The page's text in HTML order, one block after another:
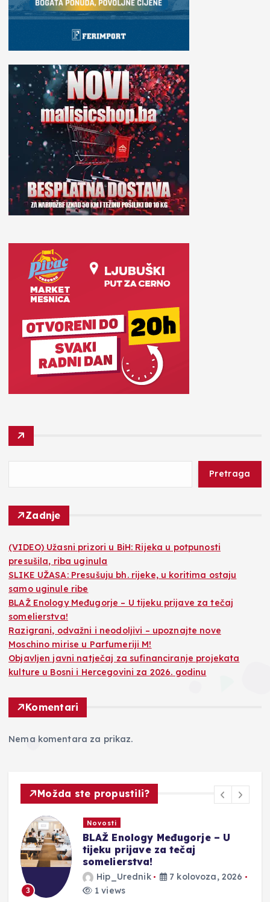
Pretraga
Zadnje
(VIDEO) Užasni prizori u BiH: Rijeka u potpunosti
presušila, riba uginula
SLIKE UŽASA: Presušuju bh. rijeke, u koritima ostaju
samo uginule ribe
BLAŽ Enology Međugorje – U tijeku prijave za tečaj
somelierstva!
Razigrani, odvažni i neodoljivi – upoznajte nove
Moschino mirise u Parfumeriji M!
Objavljen javni natječaj za sufinanciranje projekata
kulture u Bosni i Hercegovini za 2026. godinu
Komentari
Nema komentara za prikaz.
Možda ste propustili?
4
Promo
Razigrani, odvažni i neodoljivi –
upoznajte nove Moschino mirise
u Parfumeriji M!
Hip_Urednik
7 kolovoza, 2026
1 views